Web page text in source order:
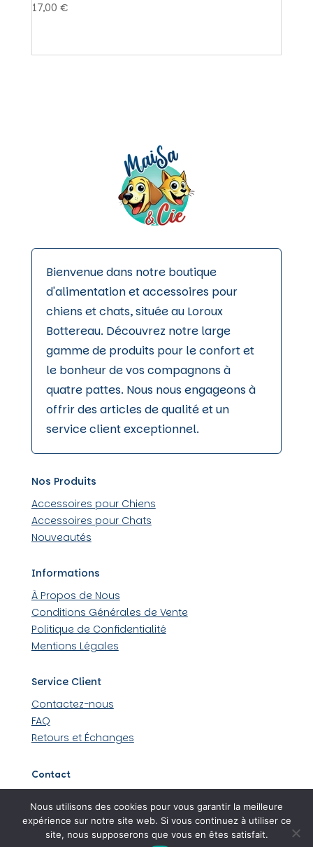
17,00 €
Bienvenue dans notre boutique
d'alimentation et accessoires pour
chiens et chats, située au Loroux
Bottereau. Découvrez notre large
gamme de produits pour le confort et
le bonheur de vos compagnons à
quatre pattes. Nous nous engageons à
offrir des articles de qualité et un
service client exceptionnel.
Nos Produits
Accessoires pour Chiens
Accessoires pour Chats
Nouveautés
Informations
À Propos de Nous
Conditions Générales de Vente
Politique de Confidentialité
Mentions Légales
Service Client
Contactez-nous
FAQ
Retours et Échanges
Contact
06 45 48 36 99
Nous utilisons des cookies pour vous garantir la meilleure
expérience sur notre site web. Si vous continuez à utiliser ce
site, nous supposerons que vous en êtes satisfait.